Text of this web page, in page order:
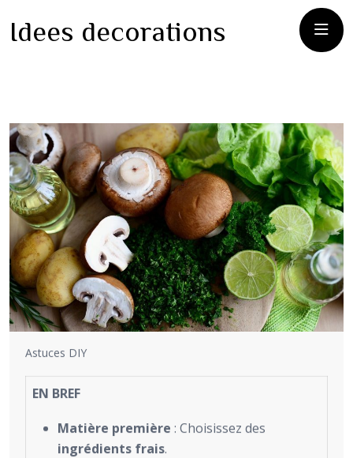
Idees decorations
Astuces DIY
EN BREF
Matière première : Choisissez des
ingrédients frais.